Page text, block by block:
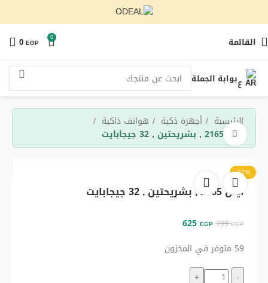
القائمة 0
0 EGP
عبوابة الجملة
الرئيسية أجهزة ذكية
هواتف ذاكية
ايتل 2165 , بشريحتين , 32 جيجابايت
-22%
اضغط للتكبير
ايتل 2165 , بشريحتين , 32 جيجابايت
799EGP
625 EGP
59 متوفر في المخزون